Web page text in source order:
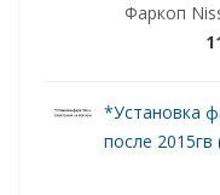
Фаркоп
*Установка
после